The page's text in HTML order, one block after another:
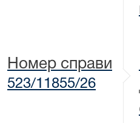
Номер справи
523/11855/26